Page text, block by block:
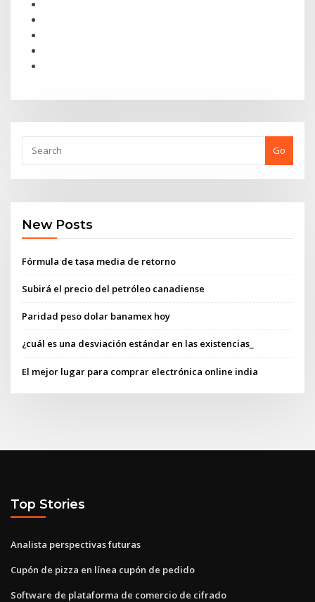
Go
New Posts
Fórmula de tasa media de retorno
Subirá el precio del petróleo canadiense
Paridad peso dolar banamex hoy
¿cuál es una desviación estándar en las existencias_
El mejor lugar para comprar electrónica online india
Top Stories
Analista perspectivas futuras
Cupón de pizza en línea cupón de pedido
Software de plataforma de comercio de cifrado